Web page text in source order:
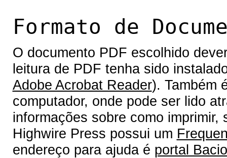
Formato de
O documento PDF escolhido
leitura de PDF tenha sido
Adobe Acrobat Reader). Também
computador, onde pode ser lido
informações sobre como
Highwire Press possui um
endereço para ajuda é portal